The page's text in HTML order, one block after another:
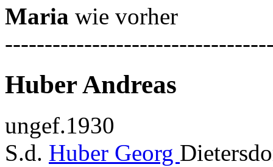
Maria wie vorher
Huber Andreas
ungef.1930
S.d. Huber Georg